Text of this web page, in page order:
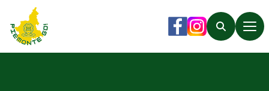
Piemonte Go!
Facebook
Instagram
Search